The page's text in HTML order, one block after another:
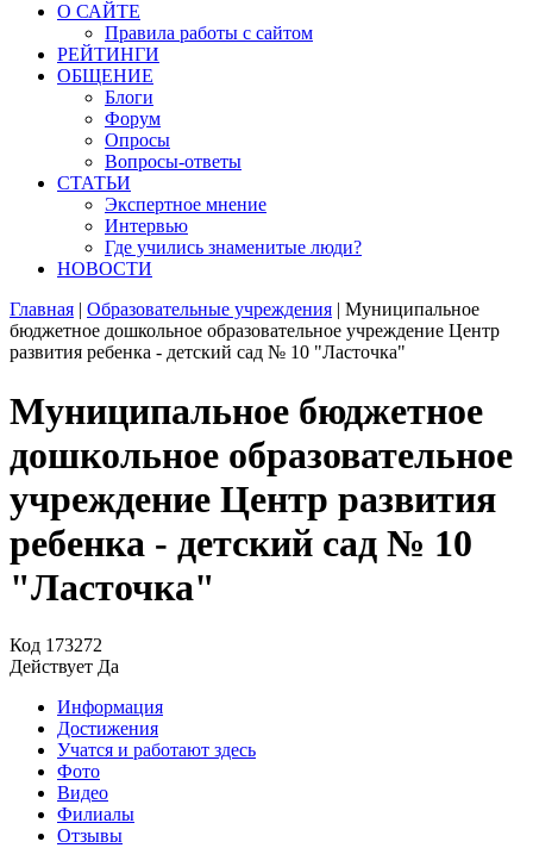
О САЙТЕ
Правила работы с сайтом
РЕЙТИНГИ
ОБЩЕНИЕ
Блоги
Форум
Опросы
Вопросы-ответы
СТАТЬИ
Экспертное мнение
Интервью
Где учились знаменитые люди?
НОВОСТИ
Главная | Образовательные учреждения | Муниципальное
бюджетное дошкольное образовательное учреждение Центр
развития ребенка - детский сад № 10 "Ласточка"
Муниципальное бюджетное
дошкольное образовательное
учреждение Центр развития
ребенка - детский сад № 10
"Ласточка"
Код 173272
Действует Да
Информация
Достижения
Учатся и работают здесь
Фото
Видео
Филиалы
Отзывы